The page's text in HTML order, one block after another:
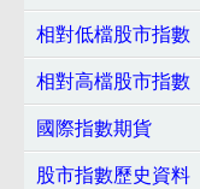
相對低檔股市指數
相對高檔股市指數
國際指數期貨
股市指數歷史資料